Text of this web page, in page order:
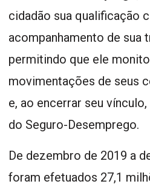
cidadão sua qualificação
acompanhamento de sua
permitindo que ele
movimentações de seus
e, ao encerrar seu
do Seguro-Desemprego.
De dezembro de 2019 a
foram efetuados 27,1